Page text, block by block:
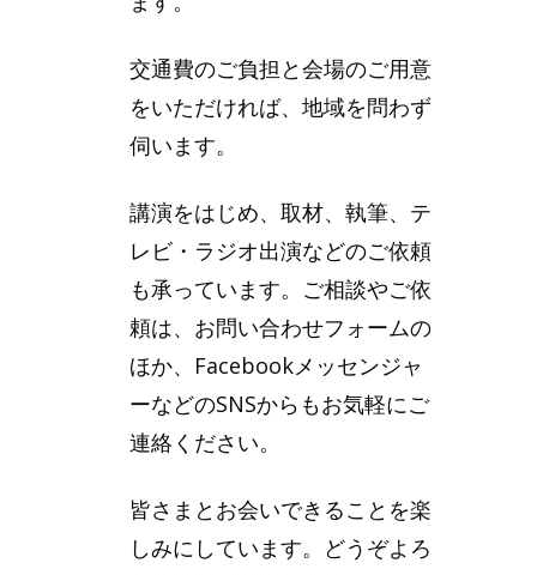
交通費のご負担と会場のご用意
をいただければ、地域を問わず
伺います。
講演をはじめ、取材、執筆、テ
レビ・ラジオ出演などのご依頼
も承っています。ご相談やご依
頼は、お問い合わせフォームの
ほか、Facebookメッセンジャ
ーなどのSNSからもお気軽にご
連絡ください。
皆さまとお会いできることを楽
しみにしています。どうぞよろ